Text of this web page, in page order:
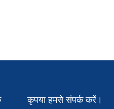
कृपया हमसे संपर्क करें।